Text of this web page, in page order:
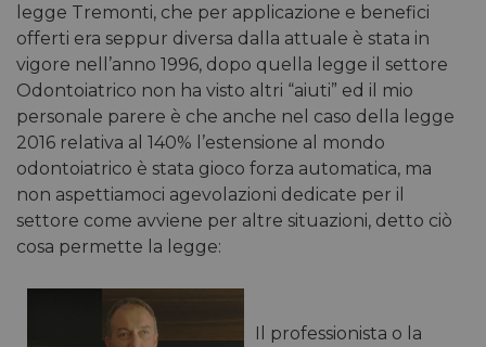
legge Tremonti, che per applicazione e benefici
offerti era seppur diversa dalla attuale è stata in
vigore nell’anno 1996, dopo quella legge il settore
Odontoiatrico non ha visto altri “aiuti” ed il mio
personale parere è che anche nel caso della legge
2016 relativa al 140% l’estensione al mondo
odontoiatrico è stata gioco forza automatica, ma
non aspettiamoci agevolazioni dedicate per il
settore come avviene per altre situazioni, detto ciò
cosa permette la legge:
Il professionista o la